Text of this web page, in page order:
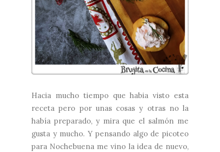
Hacia mucho tiempo que habia visto esta
receta pero por unas cosas y otras no la
había preparado, y mira que el salmón me
gusta y mucho. Y pensando algo de picoteo
para Nochebuena me vino la idea de nuevo,